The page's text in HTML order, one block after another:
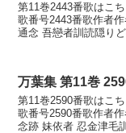
第11巻2443番歌はこ
歌番号2443番歌作者
通念 吾戀者訓読隠り
万葉集 第11巻
第11巻2590番歌はこ
歌番号2590番歌作者
念跡 妹依者 忍金津毛